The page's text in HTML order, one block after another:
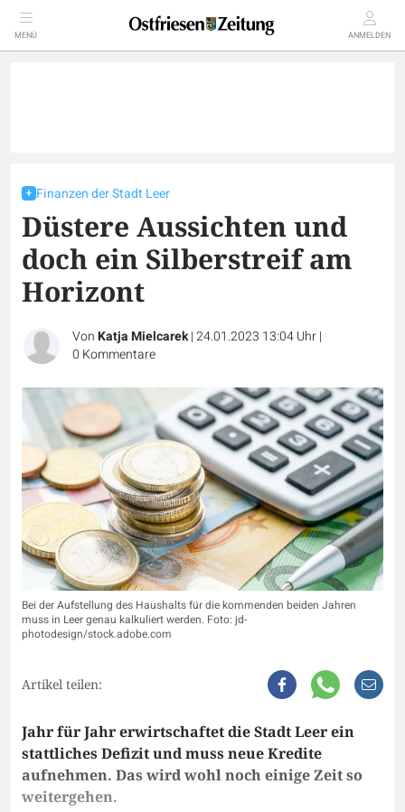
MENÜ ANMELDEN
Finanzen der Stadt Leer
Düstere Aussichten und
doch ein Silberstreif am
Horizont
VonKatja Mielcarek|24.01.2023 13:04 Uhr|
0 Kommentare
Bei der Aufstellung des Haushalts für die kommenden beiden Jahren
muss in Leer genau kalkuliert werden. Foto: jd-
photodesign/stock.adobe.com
Artikel teilen:
Jahr für Jahr erwirtschaftet die Stadt Leer ein
stattliches Defizit und muss neue Kredite
aufnehmen. Das wird wohl noch einige Zeit so
weitergehen.